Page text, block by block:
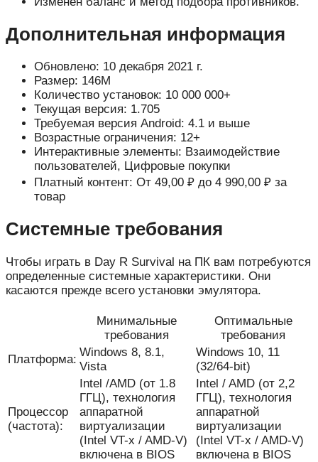
Дополнительная информация
Обновлено: 10 декабря 2021 г.
Размер: 146M
Количество установок: 10 000 000+
Текущая версия: 1.705
Требуемая версия Android: 4.1 и выше
Возрастные ограничения: 12+
Интерактивные элементы: Взаимодействие
пользователей, Цифровые покупки
Платный контент: От 49,00 ₽ до 4 990,00 ₽ за
товар
Системные требования
Чтобы играть в Day R Survival на ПК вам потребуются
определенные системные характеристики. Они
касаются прежде всего установки эмулятора.
Минимальные
требования
Оптимальные
требования
Платформа:
Windows 8, 8.1,
Vista
Windows 10, 11
(32/64-bit)
Процессор
(частота):
Intel /AMD (от 1.8
ГГЦ), технология
аппаратной
виртуализации
(Intel VT-x / AMD-V)
включена в BIOS
Intel / AMD (от 2,2
ГГЦ), технология
аппаратной
виртуализации
(Intel VT-x / AMD-V)
включена в BIOS